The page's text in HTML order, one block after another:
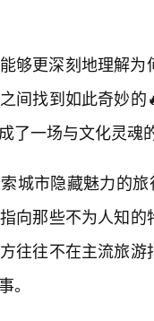
够更深刻地理解
间找到如此奇妙
了一场与文化灵魂
城市隐藏魅力的
向那些不为人知
往往不在主流旅
。